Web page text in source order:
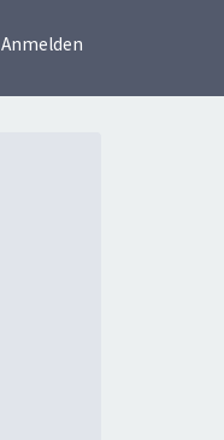
Anmelden